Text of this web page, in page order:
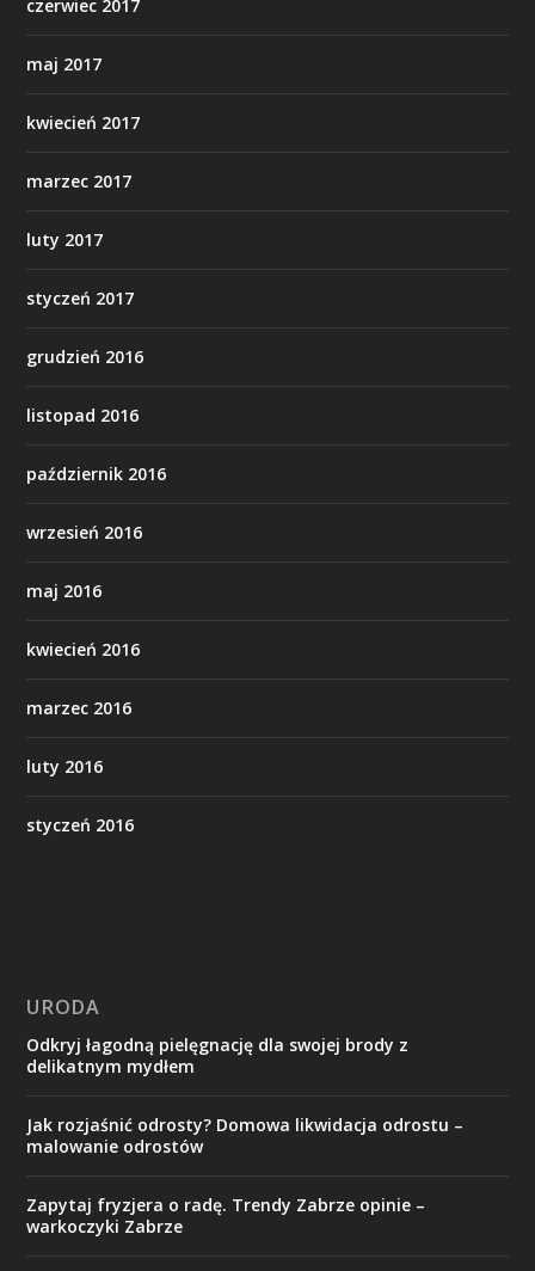
czerwiec 2017
maj 2017
kwiecień 2017
marzec 2017
luty 2017
styczeń 2017
grudzień 2016
listopad 2016
październik 2016
wrzesień 2016
maj 2016
kwiecień 2016
marzec 2016
luty 2016
styczeń 2016
URODA
Odkryj łagodną pielęgnację dla swojej brody z
delikatnym mydłem
Jak rozjaśnić odrosty? Domowa likwidacja odrostu –
malowanie odrostów
Zapytaj fryzjera o radę. Trendy Zabrze opinie –
warkoczyki Zabrze